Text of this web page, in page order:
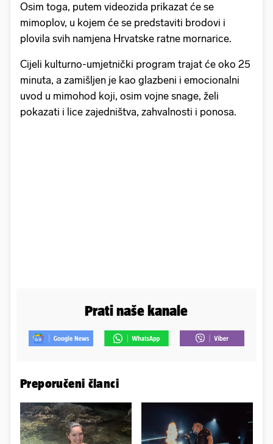
Osim toga, putem videozida prikazat će se
mimoplov, u kojem će se predstaviti brodovi i
plovila svih namjena Hrvatske ratne mornarice.
Cijeli kulturno-umjetnički program trajat će oko 25
minuta, a zamišljen je kao glazbeni i emocionalni
uvod u mimohod koji, osim vojne snage, želi
pokazati i lice zajedništva, zahvalnosti i ponosa.
Prati naše kanale
Preporučeni članci